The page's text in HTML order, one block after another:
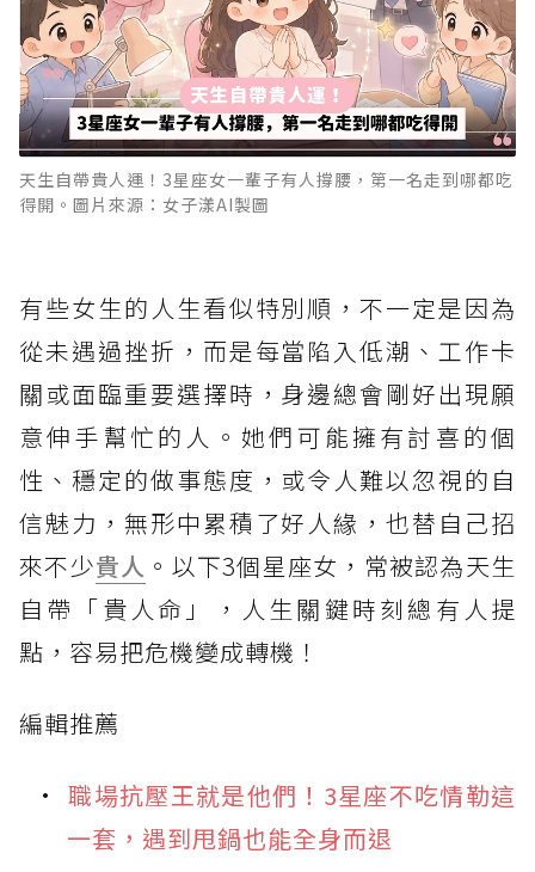
天生自帶貴人運！3星座女一輩子有人撐腰，第一名走到哪都吃
得開。圖片來源：女子漾AI製圖
有些女生的人生看似特別順，不一定是因為
從未遇過挫折，而是每當陷入低潮、工作卡
關或面臨重要選擇時，身邊總會剛好出現願
意伸手幫忙的人。她們可能擁有討喜的個
性、穩定的做事態度，或令人難以忽視的自
信魅力，無形中累積了好人緣，也替自己招
來不少貴人 。以下3個星座女，常被認為天生
自帶「貴人命」，人生關鍵時刻總有人提
點，容易把危機變成轉機！
編輯推薦
職場抗壓王就是他們！3星座不吃情勒這
一套，遇到甩鍋也能全身而退